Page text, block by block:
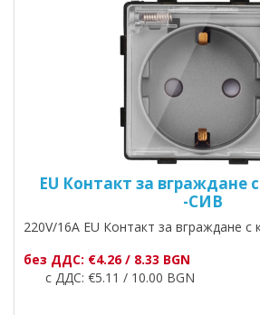
EU Контакт за вграждане
-СИВ
220V/16A EU Контакт за вграждане
без ДДС: €4.26 / 8.33 BGN
с ДДС: €5.11 / 10.00 BGN